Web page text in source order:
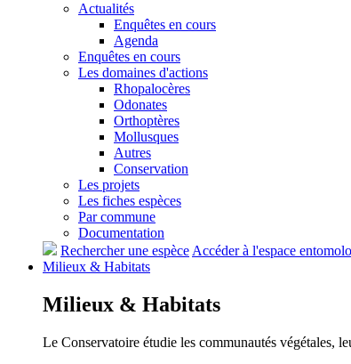
Actualités
Enquêtes en cours
Agenda
Enquêtes en cours
Les domaines d'actions
Rhopalocères
Odonates
Orthoptères
Mollusques
Autres
Conservation
Les projets
Les fiches espèces
Par commune
Documentation
Rechercher une espèce Accéder à l'espace
Milieux & Habitats
Milieux & Habitats
Le Conservatoire étudie les communautés végétales,